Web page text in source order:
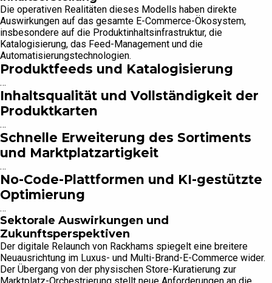
Die operativen Realitäten dieses Modells haben direkte
Auswirkungen auf das gesamte E-Commerce-Ökosystem,
insbesondere auf die Produktinhaltsinfrastruktur, die
Katalogisierung, das Feed-Management und die
Automatisierungstechnologien.
Produktfeeds und Katalogisierung
…
Inhaltsqualität und Vollständigkeit der
Produktkarten
…
Schnelle Erweiterung des Sortiments
und Marktplatzartigkeit
…
No-Code-Plattformen und KI-gestützte
Optimierung
…
Sektorale Auswirkungen und
Zukunftsperspektiven
Der digitale Relaunch von Rackhams spiegelt eine breitere
Neuausrichtung im Luxus- und Multi-Brand-E-Commerce wider.
Der Übergang von der physischen Store-Kuratierung zur